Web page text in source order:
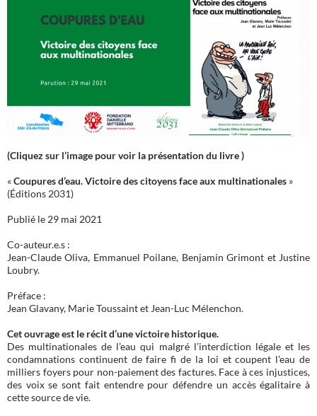
(Cliquez sur l’image pour voir la présentation du livre )
«Coupures d’eau. Victoire des citoyens face aux multinationales »
(Éditions 2031)
Publié le 29 mai 2021
Co-auteur.e.s :
Jean-Claude Oliva, Emmanuel Poilane, Benjamin Grimont et Justine
Loubry.
Préface :
Jean Glavany, Marie Toussaint et Jean-Luc Mélenchon.
Cet ouvrage est le récit d’une victoire historique.
Des multinationales de l’eau qui malgré l’interdiction légale et les
condamnations continuent de faire fi de la loi et coupent l’eau de
milliers foyers pour non-paiement des factures. Face à ces injustices,
des voix se sont fait entendre pour défendre un accès égalitaire à
cette source de vie.